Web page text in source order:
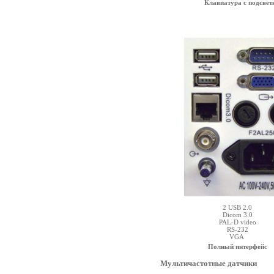
Клавиатура с
2 USB 2.0
Dicom 3.0
PAL-D video
RS-232
VGA
Полный интерфейс
Мультичастотные датчики